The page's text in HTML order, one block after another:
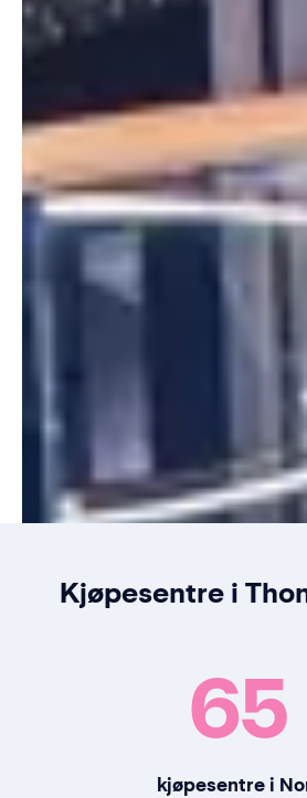
Kjøpesentre i
65
kjøpesentre i